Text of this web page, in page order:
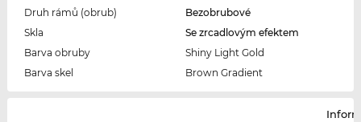
Druh rámů (obrub)
Bezobrubové
Skla
Se zrcadlovým efektem
Barva obruby
Shiny Light Gold
Barva skel
Brown Gradient